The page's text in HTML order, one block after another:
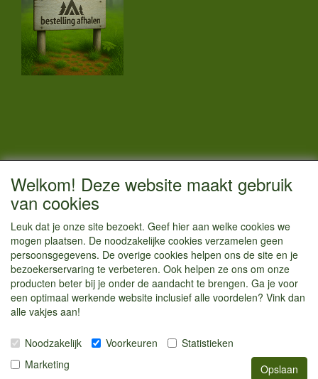
CONTACTGEGEVENS
Vestigingsadres:
Hoofdweg 36
1433 JW Kudelstaart
info@kamperenenzo.nl
Tel : 06 125 82 112
Handelend onder
KvK nummer : 70477329
Welkom! Deze website maakt gebruik
van cookies
Leuk dat je onze site bezoekt. Geef hier aan welke cookies we
mogen plaatsen. De noodzakelijke cookies verzamelen geen
persoonsgegevens. De overige cookies helpen ons de site en je
bezoekerservaring te verbeteren. Ook helpen ze ons om onze
producten beter bij je onder de aandacht te brengen. Ga je voor
een optimaal werkende website inclusief alle voordelen? Vink dan
alle vakjes aan!
Noodzakelijk Voorkeuren
Statistieken
Marketing
Opslaan